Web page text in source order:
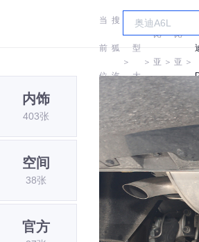
当
前
位
置:
搜
狐
汽
车
＞
车
型
大
全
＞
比
亚
迪
＞
比
亚
迪
＞
内饰
403张
空间
38张
官方